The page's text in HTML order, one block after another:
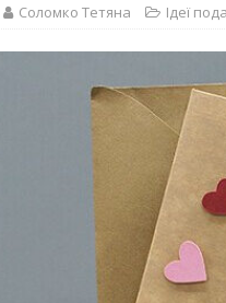
Соломко Тетяна Ідеї